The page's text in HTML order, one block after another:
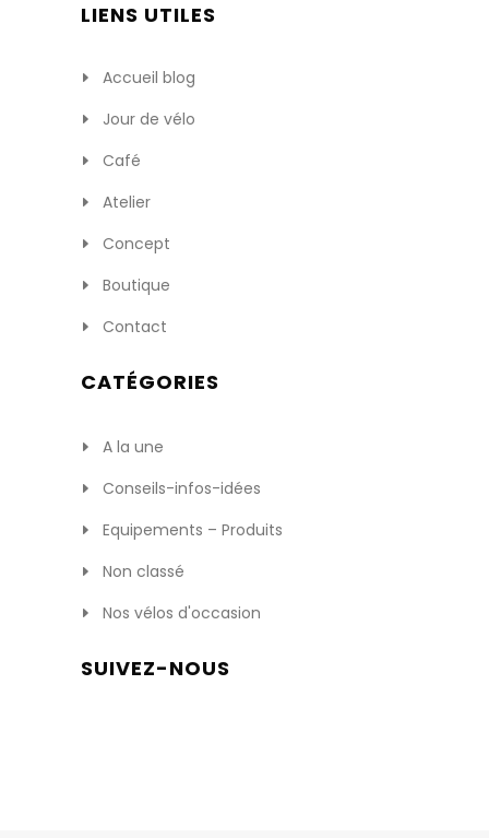
LIENS UTILES
Accueil blog
Jour de vélo
Café
Atelier
Concept
Boutique
Contact
CATÉGORIES
A la une
Conseils-infos-idées
Equipements – Produits
Non classé
Nos vélos d'occasion
SUIVEZ-NOUS